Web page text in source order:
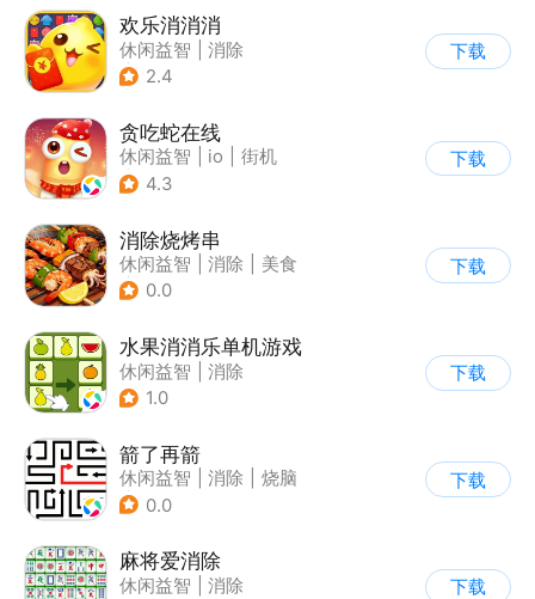
欢乐消消消
休闲益智
消除
| 积分网赚
2.4
下载
贪吃蛇在线
休闲益智 io
街机
| 贪吃蛇
4.3
下载
消除烧烤串
休闲益智 消除
美食
| 清新
0.0
下载
水果消消乐单机游戏
休闲益智
消除
1.0
下载
箭了再箭
休闲益智 消除
烧脑
| 清新
0.0
下载
麻将爱消除
休闲益智
消除
下载